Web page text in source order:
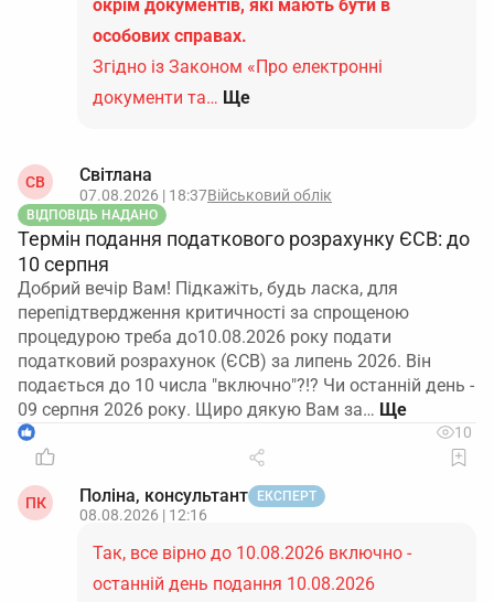
окрім документів, які мають бути в
особових справах.
Згідно із Законом «Про електронні
документи та… Ще
СВ Світлана
07.08.2026 | 18:37Військовий облік
ВІДПОВІДЬ НАДАНО
Термін подання податкового розрахунку ЄСВ: до
10 серпня
Добрий вечір Вам! Підкажіть, будь ласка, для
перепідтвердження критичності за спрощеною
процедурою треба до10.08.2026 року подати
податковий розрахунок (ЄСВ) за липень 2026. Він
подається до 10 числа "включно"?!? Чи останній день -
09 серпня 2026 року. Щиро дякую Вам за…
1 10
ПК Поліна, консультант ЕКСПЕРТ
08.08.2026 | 12:16
Так, все вірно до 10.08.2026 включно -
останній день подання 10.08.2026